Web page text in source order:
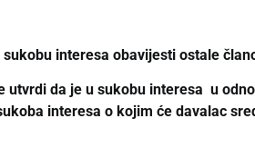
interesa obavijesti ostale
da je u sukobu interesa u
interesa o kojim će davalac